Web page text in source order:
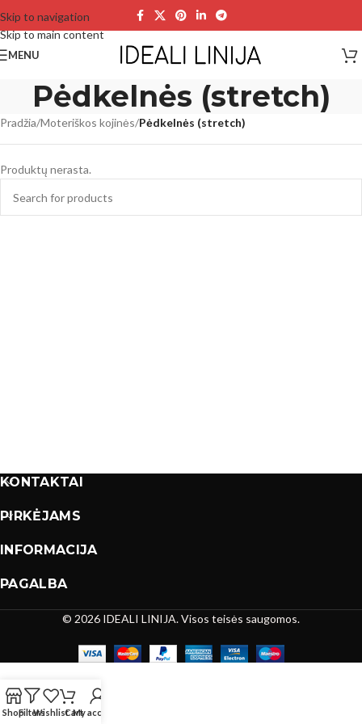
Skip to navigation
Skip to main content
MENU
Pėdkelnės (stretch)
Pradžia/Moteriškos kojinės/Pėdkelnės (stretch)
Produktų nerasta.
KONTAKTAI
PIRKĖJAMS
INFORMACIJA
PAGALBA
© 2026 IDEALI LINIJA. Visos teisės saugomos.
ShopFiltersWishlistCartMy account